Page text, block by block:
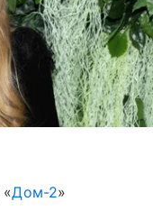
«Дом-2»